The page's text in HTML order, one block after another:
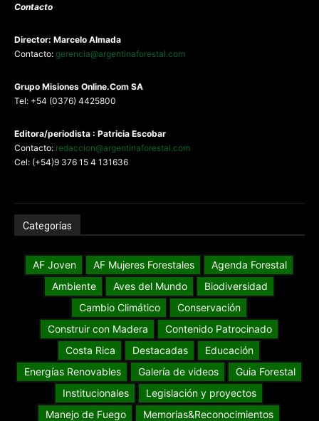
Contacto
Director: Marcelo Almada
Contacto: gerencia@argentinaforestal.com
Grupo Misiones Online.Com SA
Tel: +54 (0376) 4425800
Editora/periodista : Patricia Escobar
Contacto: redaccion@argentinaforestal.com
Cel: (+54)9 376 15 4 131636
Categorías
AF Joven AF Mujeres Forestales
Agenda Forestal
Ambiente
Aves del Mundo
Biodiversidad
Cambio Climático
Conservación
Construir con Madera
Contenido Patrocinado
Costa Rica
Destacadas
Educación
Energías Renovables
Galería de videos
Guia Forestal
Institucionales
Legislación y proyectos
Manejo de Fuego
Memorias&Reconocimientos